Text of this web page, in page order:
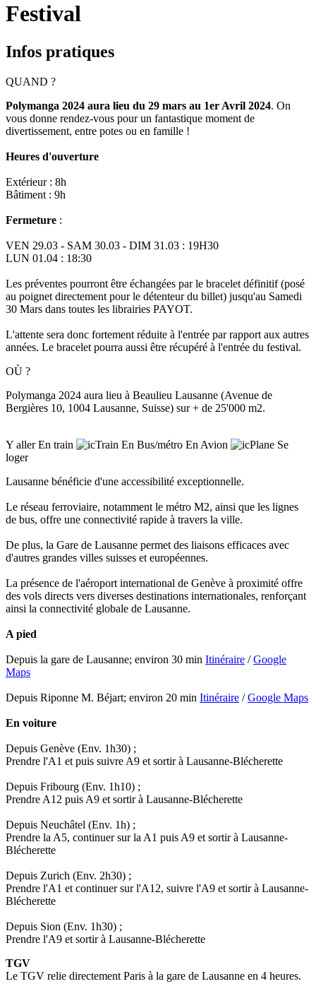
Festival
Infos pratiques
QUAND ?
Polymanga 2024 aura lieu du 29 mars au 1er Avril 2024. On
vous donne rendez-vous pour un fantastique moment de
divertissement, entre potes ou en famille !
Heures d'ouverture
Extérieur : 8h
Bâtiment : 9h
Fermeture :
VEN 29.03 - SAM 30.03 - DIM 31.03 : 19H30
LUN 01.04 : 18:30
Les préventes pourront être échangées par le bracelet définitif (posé
au poignet directement pour le détenteur du billet) jusqu'au Samedi
30 Mars dans toutes les librairies PAYOT.
L'attente sera donc fortement réduite à l'entrée par rapport aux autres
années. Le bracelet pourra aussi être récupéré à l'entrée du festival.
OÙ ?
Polymanga 2024 aura lieu à Beaulieu Lausanne (Avenue de
Bergières 10, 1004 Lausanne, Suisse) sur + de 25'000 m2.
Y aller En train En Bus/métro En Avion
Se
loger
Lausanne bénéficie d'une accessibilité exceptionnelle.
Le réseau ferroviaire, notamment le métro M2, ainsi que les lignes
de bus, offre une connectivité rapide à travers la ville.
De plus, la Gare de Lausanne permet des liaisons efficaces avec
d'autres grandes villes suisses et européennes.
La présence de l'aéroport international de Genève à proximité offre
des vols directs vers diverses destinations internationales, renforçant
ainsi la connectivité globale de Lausanne.
A pied
Depuis la gare de Lausanne; environ 30 min Itinéraire /Google
Maps
Depuis Riponne M. Béjart; environ 20 min Itinéraire /Google Maps
En voiture
Depuis Genève (Env. 1h30) ;
Prendre l'A1 et puis suivre A9 et sortir à Lausanne-Blécherette
Depuis Fribourg (Env. 1h10) ;
Prendre A12 puis A9 et sortir à Lausanne-Blécherette
Depuis Neuchâtel (Env. 1h) ;
Prendre la A5, continuer sur la A1 puis A9 et sortir à Lausanne-
Blécherette
Depuis Zurich (Env. 2h30) ;
Prendre l'A1 et continuer sur l'A12, suivre l'A9 et sortir à Lausanne-
Blécherette
Depuis Sion (Env. 1h30) ;
Prendre l'A9 et sortir à Lausanne-Blécherette
TGV
Le TGV relie directement Paris à la gare de Lausanne en 4 heures.